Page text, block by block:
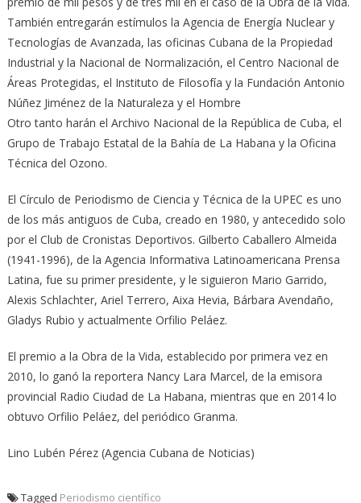
También entregarán estímulos la Agencia de Energía Nuclear y
Tecnologías de Avanzada, las oficinas Cubana de la Propiedad
Industrial y la Nacional de Normalización, el Centro Nacional de
Áreas Protegidas, el Instituto de Filosofía y la Fundación Antonio
Núñez Jiménez de la Naturaleza y el Hombre
Otro tanto harán el Archivo Nacional de la República de Cuba, el
Grupo de Trabajo Estatal de la Bahía de La Habana y la Oficina
Técnica del Ozono.
El Círculo de Periodismo de Ciencia y Técnica de la UPEC es uno
de los más antiguos de Cuba, creado en 1980, y antecedido solo
por el Club de Cronistas Deportivos. Gilberto Caballero Almeida
(1941-1996), de la Agencia Informativa Latinoamericana Prensa
Latina, fue su primer presidente, y le siguieron Mario Garrido,
Alexis Schlachter, Ariel Terrero, Aixa Hevia, Bárbara Avendaño,
Gladys Rubio y actualmente Orfilio Peláez.
El premio a la Obra de la Vida, establecido por primera vez en
2010, lo ganó la reportera Nancy Lara Marcel, de la emisora
provincial Radio Ciudad de La Habana, mientras que en 2014 lo
obtuvo Orfilio Peláez, del periódico Granma.
Lino Lubén Pérez (Agencia Cubana de Noticias)
Tagged Periodismo científico